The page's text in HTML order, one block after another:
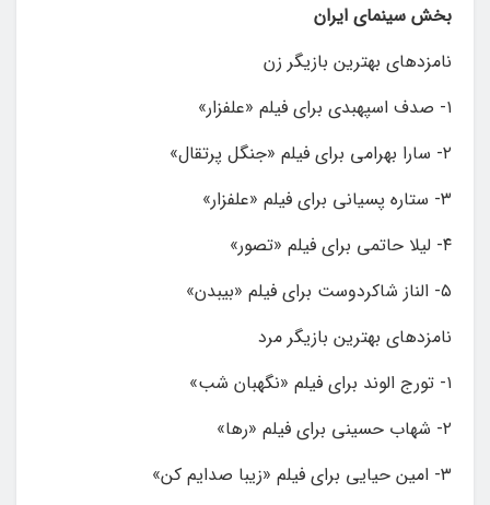
بخش سینمای ایران
نامزدهای بهترین بازیگر زن
۱- صدف اسپهبدی برای فیلم «علفزار»
۲- سارا بهرامی برای فیلم «جنگل پرتقال»
۳- ستاره پسیانی برای فیلم «علفزار»
۴- لیلا حاتمی برای فیلم «تصور»
۵- الناز شاکردوست برای فیلم «بیبدن»
نامزدهای بهترین بازیگر مرد
۱- تورج الوند برای فیلم «نگهبان شب»
۲- شهاب حسینی برای فیلم «رها»
۳- امین حیایی برای فیلم «زیبا صدایم کن»